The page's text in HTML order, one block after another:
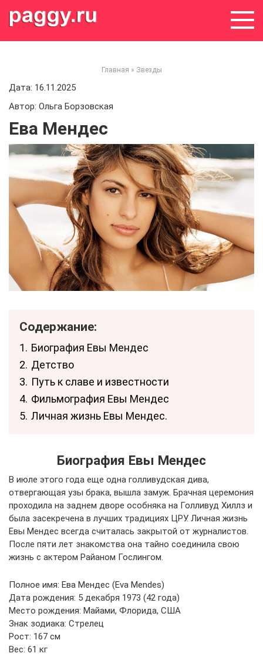
Главная » Звезды
Дата: 16.11.2025
Автор: Ольга Борзовская
Ева Мендес
Содержание:
1. Биография Евы Мендес
2. Детство
3. Путь к славе и известности
4. Фильмография Евы Мендес
5. Личная жизнь Евы Мендес.
Биография Евы Мендес
В июле этого года еще одна голливудская дива,
отвергающая узы брака, вышла замуж. Брачная церемония
проходила на заднем дворе особняка на Голливуд Хиллз и
была засекречена в лучших традициях ЦРУ. Личная жизнь
Евы Мендес всегда считалась закрытой от журналистов.
После пяти лет знакомства она тайно соединила свою
жизнь с актером Райаном Гослингом.
Полное имя: Ева Мендес (Eva Mendes)
Дата рождения: 5 декабря 1973 (42 года)
Место рождения: Майами, Флорида, США
Знак зодиака: Стрелец
Рост: 167 см
Вес: 61 кг